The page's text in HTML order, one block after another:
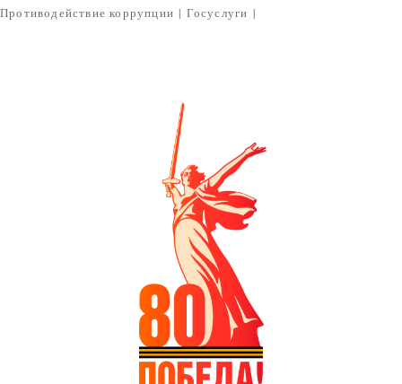
Противодействие коррупции | Госуслуги |